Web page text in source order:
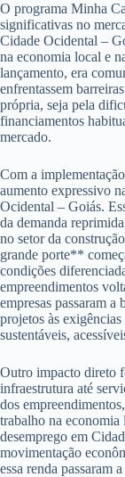
O programa Minha
significativas no
Cidade Ocidental –
na economia local e
lançamento, era
enfrentassem
própria, seja pela
financiamentos
mercado.
Com a
aumento expressivo
Ocidental – Goiás.
da demanda
no setor da
grande porte**
condições
empreendimentos
empresas passaram a
projetos às
sustentáveis,
Outro impacto direto
infraestrutura até
dos
trabalho na
desemprego em
movimentação
essa renda passaram